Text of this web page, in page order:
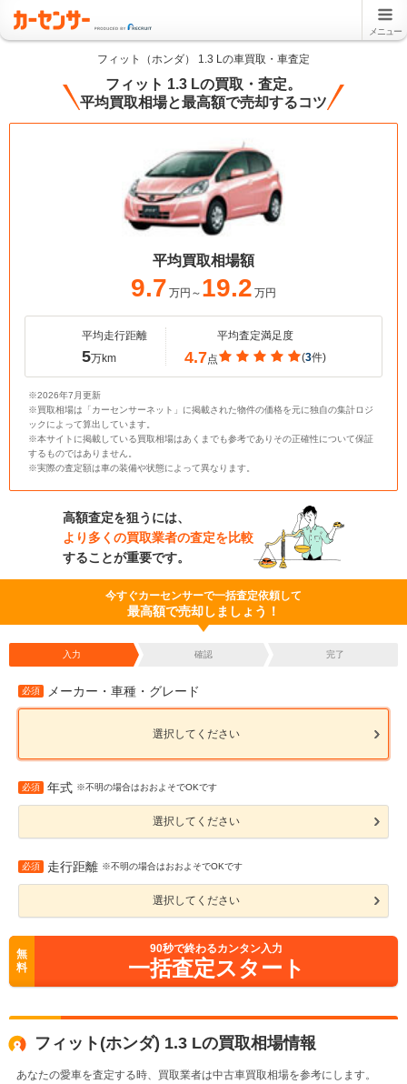
メニュー
フィット（ホンダ） 1.3 Lの車買取・車査定
フィット 1.3 Lの買取・査定。
平均買取相場と最高額で売却するコツ
平均買取相場額
9.7 万円～ 19.2 万円
平均走行距離
5万km
平均査定満足度
4.7点 (3件)
※2026年7月更新
※買取相場は「カーセンサーネット」に掲載された物件の価格を元に独自の集計ロジ
ックによって算出しています。
※本サイトに掲載している買取相場はあくまでも参考でありその正確性について保証
するものではありません。
※実際の査定額は車の装備や状態によって異なります。
高額査定を狙うには、
より多くの買取業者の査定を比較
することが重要です。
今すぐカーセンサーで一括査定依頼して
最高額で売却しましょう！
入力 確認 完了
必須 メーカー・車種・グレード
選択してください
必須 年式 ※不明の場合はおおよそでOKです
選択してください
必須 走行距離 ※不明の場合はおおよそでOKです
選択してください
無
料
90秒で終わるカンタン入力
一括査定スタート
フィット(ホンダ) 1.3 Lの買取相場情報
あなたの愛車を査定する時、買取業者は中古車買取相場を参考にします。